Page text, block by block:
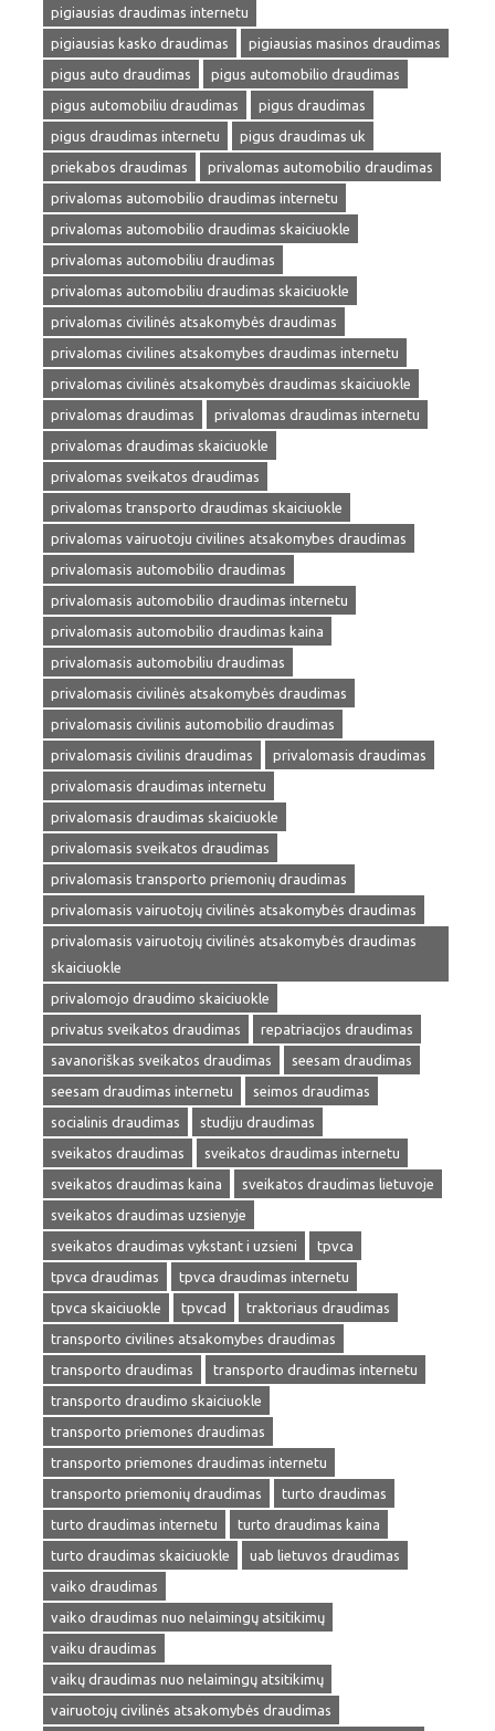
pigiausias draudimas internetu
pigiausias kasko draudimas
pigiausias masinos draudimas
pigus auto draudimas
pigus automobilio draudimas
pigus automobiliu draudimas
pigus draudimas
pigus draudimas internetu
pigus draudimas uk
priekabos draudimas
privalomas automobilio draudimas
privalomas automobilio draudimas internetu
privalomas automobilio draudimas skaiciuokle
privalomas automobiliu draudimas
privalomas automobiliu draudimas skaiciuokle
privalomas civilinės atsakomybės draudimas
privalomas civilines atsakomybes draudimas internetu
privalomas civilinės atsakomybės draudimas skaiciuokle
privalomas draudimas
privalomas draudimas internetu
privalomas draudimas skaiciuokle
privalomas sveikatos draudimas
privalomas transporto draudimas skaiciuokle
privalomas vairuotoju civilines atsakomybes draudimas
privalomasis automobilio draudimas
privalomasis automobilio draudimas internetu
privalomasis automobilio draudimas kaina
privalomasis automobiliu draudimas
privalomasis civilinės atsakomybės draudimas
privalomasis civilinis automobilio draudimas
privalomasis civilinis draudimas
privalomasis draudimas
privalomasis draudimas internetu
privalomasis draudimas skaiciuokle
privalomasis sveikatos draudimas
privalomasis transporto priemonių draudimas
privalomasis vairuotojų civilinės atsakomybės draudimas
privalomasis vairuotojų civilinės atsakomybės draudimas
skaiciuokle
privalomojo draudimo skaiciuokle
privatus sveikatos draudimas
repatriacijos draudimas
savanoriškas sveikatos draudimas
seesam draudimas
seesam draudimas internetu
seimos draudimas
socialinis draudimas
studiju draudimas
sveikatos draudimas
sveikatos draudimas internetu
sveikatos draudimas kaina
sveikatos draudimas lietuvoje
sveikatos draudimas uzsienyje
sveikatos draudimas vykstant i uzsieni
tpvca
tpvca draudimas
tpvca draudimas internetu
tpvca skaiciuokle
tpvcad
traktoriaus draudimas
transporto civilines atsakomybes draudimas
transporto draudimas
transporto draudimas internetu
transporto draudimo skaiciuokle
transporto priemones draudimas
transporto priemones draudimas internetu
transporto priemonių draudimas
turto draudimas
turto draudimas internetu
turto draudimas kaina
turto draudimas skaiciuokle
uab lietuvos draudimas
vaiko draudimas
vaiko draudimas nuo nelaimingų atsitikimų
vaiku draudimas
vaikų draudimas nuo nelaimingų atsitikimų
vairuotojų civilinės atsakomybės draudimas